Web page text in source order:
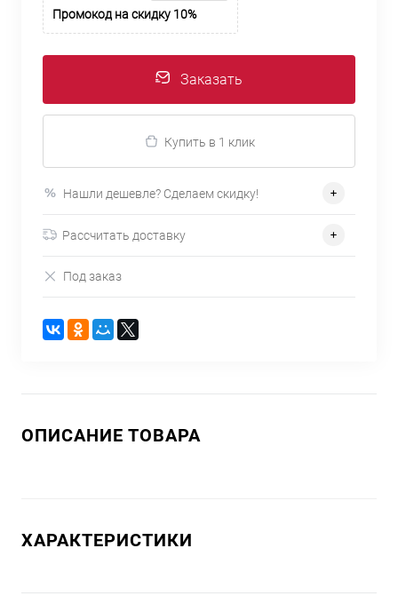
Промокод на скидку 10%
Заказать
Купить в 1 клик
Нашли дешевле? Сделаем скидку!
Рассчитать доставку
Под заказ
ОПИСАНИЕ ТОВАРА
ХАРАКТЕРИСТИКИ